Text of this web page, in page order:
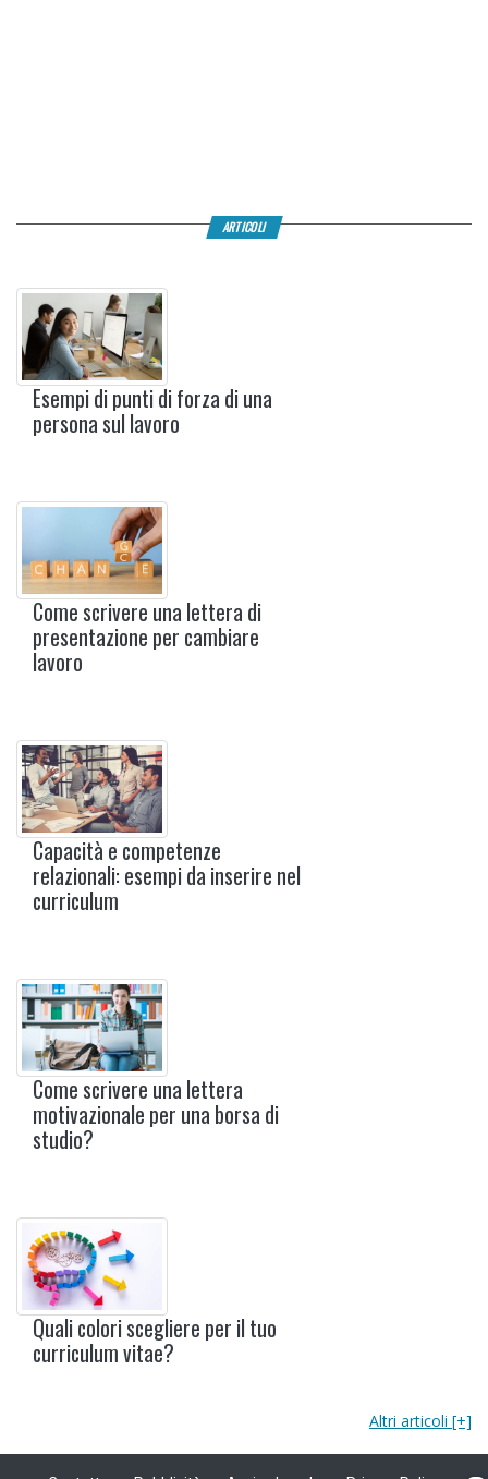
ARTICOLI
Esempi di punti di forza di una
persona sul lavoro
Come scrivere una lettera di
presentazione per cambiare
lavoro
Capacità e competenze
relazionali: esempi da inserire nel
curriculum
Come scrivere una lettera
motivazionale per una borsa di
studio?
Quali colori scegliere per il tuo
curriculum vitae?
Altri articoli [+]